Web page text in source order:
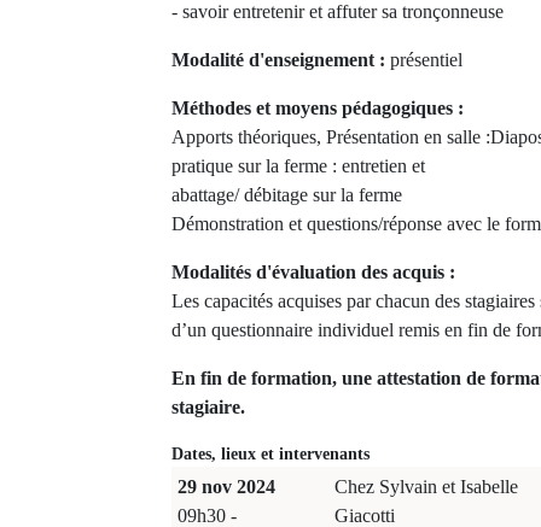
- savoir entretenir et affuter sa tronçonneuse
Modalité d'enseignement : présentiel
Méthodes et moyens pédagogiques :
Apports théoriques, Présentation en salle
pratique sur la ferme : entretien et
abattage/ débitage sur la ferme
Démonstration et questions/réponse avec le
Modalités d'évaluation des acquis :
Les capacités acquises par chacun des
d’un questionnaire individuel remis en fin de
En fin de formation, une attestation de
stagiaire.
Dates, lieux et intervenants
29 nov 2024
09h30 -
Chez Sylvain et Isabelle
Giacotti